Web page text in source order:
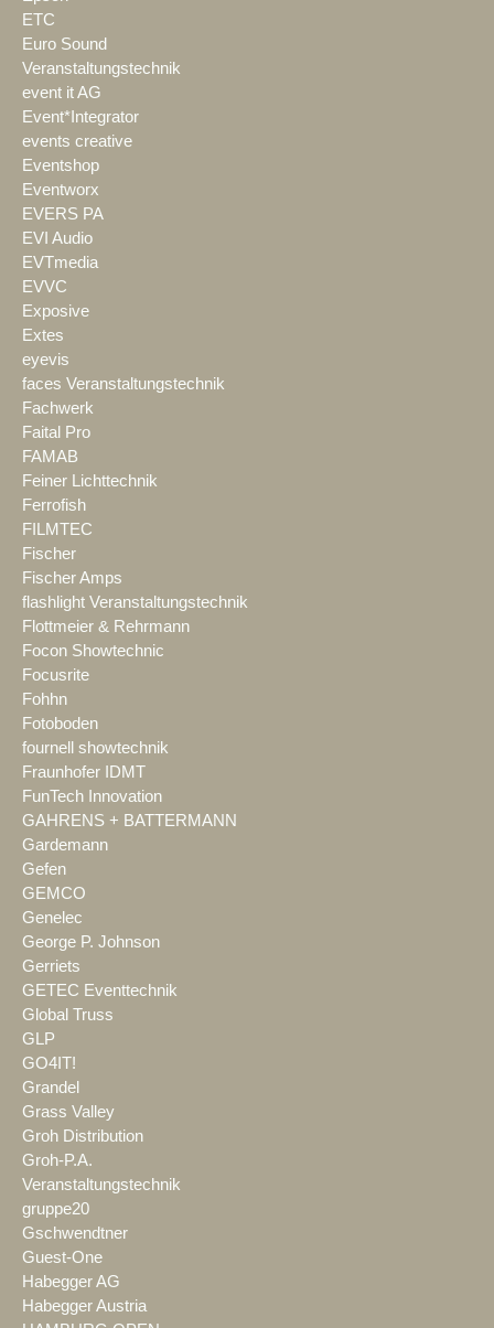
ETC
Euro Sound
Veranstaltungstechnik
event it AG
Event*Integrator
events creative
Eventshop
Eventworx
EVERS PA
EVI Audio
EVTmedia
EVVC
Exposive
Extes
eyevis
faces Veranstaltungstechnik
Fachwerk
Faital Pro
FAMAB
Feiner Lichttechnik
Ferrofish
FILMTEC
Fischer
Fischer Amps
flashlight Veranstaltungstechnik
Flottmeier & Rehrmann
Focon Showtechnic
Focusrite
Fohhn
Fotoboden
fournell showtechnik
Fraunhofer IDMT
FunTech Innovation
GAHRENS + BATTERMANN
Gardemann
Gefen
GEMCO
Genelec
George P. Johnson
Gerriets
GETEC Eventtechnik
Global Truss
GLP
GO4IT!
Grandel
Grass Valley
Groh Distribution
Groh-P.A.
Veranstaltungstechnik
gruppe20
Gschwendtner
Guest-One
Habegger AG
Habegger Austria